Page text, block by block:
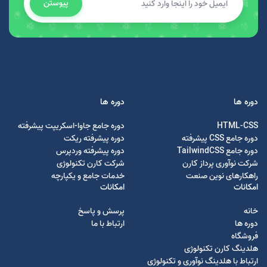
پیوستن
دوره ها
HTML-CSS
دوره جامع CSS پیشرفته
دوره جامع TailwindCSS
شرکت نوآوری پرداز کارن
راهکارهای نوین صنعت
دوره ها
دوره جامع جاوا-اسکریپت پیشرفته
دوره پیشرفته ریکت
دوره پیشرفته وردپرس
شرکت کارن تکنولوژی
خدمات جامع و یکپارچه
امکانات
خانه
دوره ها
فروشگاه
هلدینگ کارن تکنولوژی
ارتباط با هلدینگ نوآوری و تکنولوژی
امکانات
پرسش و پاسخ
ارتباط با ما